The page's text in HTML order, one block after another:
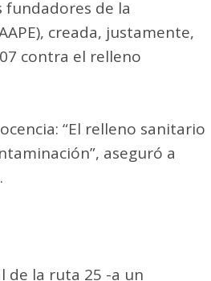
fundadores de la
creada, justamente,
contra el relleno
“El relleno sanitario
aseguró a
de la ruta 25 -a un